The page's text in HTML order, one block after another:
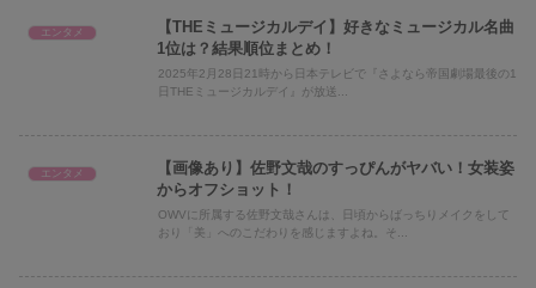
エンタメ
【THEミュージカルデイ】好きなミュージカル名曲
1位は？結果順位まとめ！
2025年2月28日21時から日本テレビで『さよなら帝国劇場最後の1
日THEミュージカルデイ』が放送...
エンタメ
【画像あり】佐野文哉のすっぴんがヤバい！女装姿
からオフショット！
OWVに所属する佐野文哉さんは、日頃からばっちりメイクをして
おり「美」へのこだわりを感じますよね。そ...